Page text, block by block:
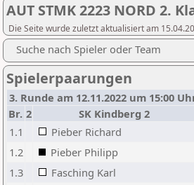
AUT STMK 2223 NORD 2.
Die Seite wurde zuletzt aktualisiert am
Suche nach Spieler oder Team
Spielerpaarungen
3. Runde am 12.11.2022 um 15:00
Br. 2 SK Kindberg 2
1.1
Pieber Richard
1.2
Pieber Philipp
1.3
Fasching Karl